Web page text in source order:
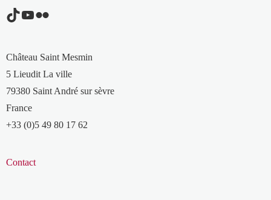
TikTok
YouTube
Flickr
Château Saint Mesmin
5 Lieudit La ville
79380 Saint André sur sèvre
France
+33 (0)5 49 80 17 62
Contact